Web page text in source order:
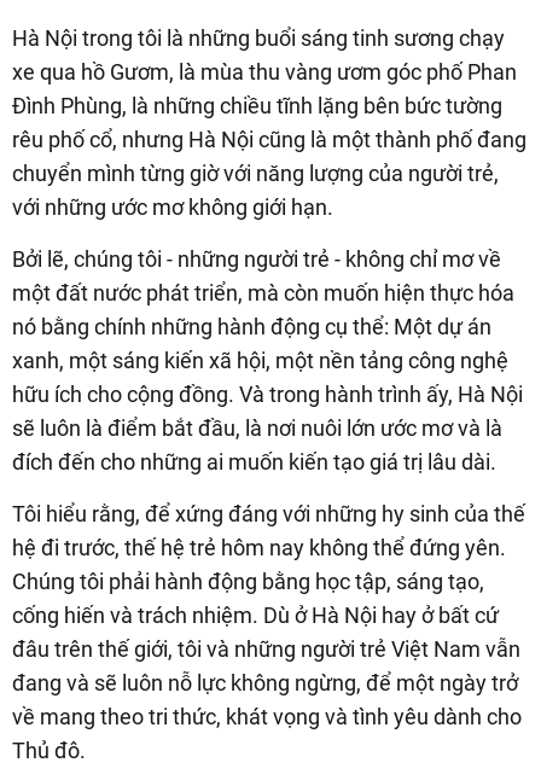
Hà Nội trong tôi là những buổi sáng tinh sương chạy
xe qua hồ Gươm, là mùa thu vàng ươm góc phố Phan
Đình Phùng, là những chiều tĩnh lặng bên bức tường
rêu phố cổ, nhưng Hà Nội cũng là một thành phố đang
chuyển mình từng giờ với năng lượng của người trẻ,
với những ước mơ không giới hạn.
Bởi lẽ, chúng tôi - những người trẻ - không chỉ mơ về
một đất nước phát triển, mà còn muốn hiện thực hóa
nó bằng chính những hành động cụ thể: Một dự án
xanh, một sáng kiến xã hội, một nền tảng công nghệ
hữu ích cho cộng đồng. Và trong hành trình ấy, Hà Nội
sẽ luôn là điểm bắt đầu, là nơi nuôi lớn ước mơ và là
đích đến cho những ai muốn kiến tạo giá trị lâu dài.
Tôi hiểu rằng, để xứng đáng với những hy sinh của thế
hệ đi trước, thế hệ trẻ hôm nay không thể đứng yên.
Chúng tôi phải hành động bằng học tập, sáng tạo,
cống hiến và trách nhiệm. Dù ở Hà Nội hay ở bất cứ
đâu trên thế giới, tôi và những người trẻ Việt Nam vẫn
đang và sẽ luôn nỗ lực không ngừng, để một ngày trở
về mang theo tri thức, khát vọng và tình yêu dành cho
Thủ đô.